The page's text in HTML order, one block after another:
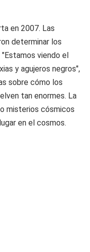
en 2007. Las
determinar los
viendo el
y agujeros negros",
sobre cómo los
tan enormes. La
misterios cósmicos
en el cosmos.